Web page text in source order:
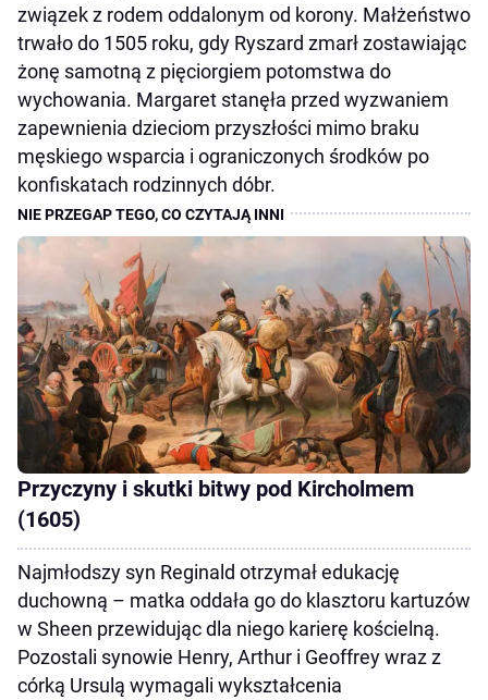
związek z rodem oddalonym od korony. Małżeństwo
trwało do 1505 roku, gdy Ryszard zmarł zostawiając
żonę samotną z pięciorgiem potomstwa do
wychowania. Margaret stanęła przed wyzwaniem
zapewnienia dzieciom przyszłości mimo braku
męskiego wsparcia i ograniczonych środków po
konfiskatach rodzinnych dóbr.
Przyczyny i skutki bitwy pod Kircholmem
(1605)
Najmłodszy syn Reginald otrzymał edukację
duchowną – matka oddała go do klasztoru kartuzów
w Sheen przewidując dla niego karierę kościelną.
Pozostali synowie Henry, Arthur i Geoffrey wraz z
córką Ursulą wymagali wykształcenia